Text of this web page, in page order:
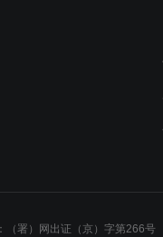
（署）网出证（京）字第266号